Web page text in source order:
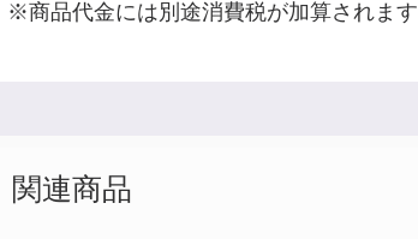
※商品代金には別途消費税が加算されます
関連商品